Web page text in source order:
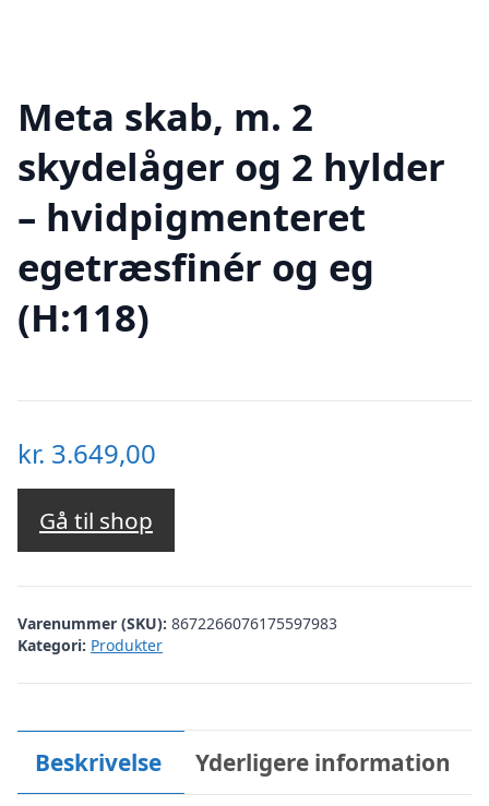
Meta skab, m. 2
skydelåger og 2 hylder
– hvidpigmenteret
egetræsfinér og eg
(H:118)
kr. 3.649,00
Gå til shop
Varenummer (SKU): 8672266076175597983
Kategori: Produkter
Beskrivelse Yderligere information